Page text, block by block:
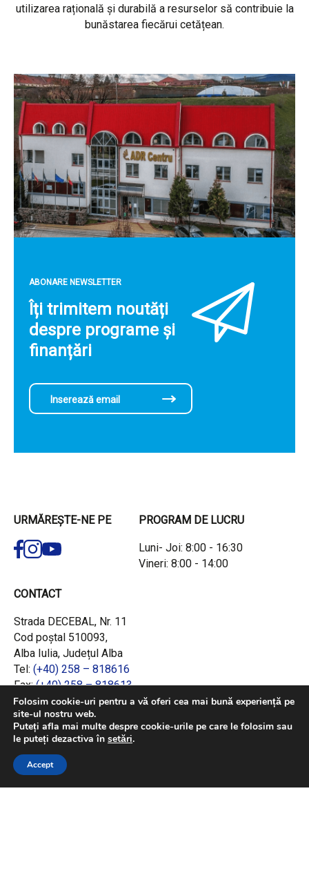
utilizarea rațională și durabilă a resurselor să contribuie la
bunăstarea fiecărui cetățean.
ABONARE NEWSLETTER
Îți trimitem noutăți
despre programe și
finanțări
URMĂREȘTE-NE PE PROGRAM DE LUCRU
Luni- Joi: 8:00 - 16:30
Vineri: 8:00 - 14:00
CONTACT
Strada DECEBAL, Nr. 11
Cod poștal 510093,
Alba Iulia, Județul Alba
Tel: (+40) 258 – 818616
Fax:(+40) 258 – 818613
Email:office@adrcentru.ro
LINK-URI RAPIDE
Consiliul European
Jurnalul Oficial al Uniunii Europene
Folosim cookie-uri pentru a vă oferi cea mai bună experiență pe
site-ul nostru web.
Puteți afla mai multe despre cookie-urile pe care le folosim sau
le puteți dezactiva în setări.
Accept